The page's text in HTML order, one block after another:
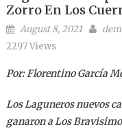
Zorro En Los
Posted on
August 8, 2021
2297 Views
Por: Florentino García
Los Laguneros nuevos
ganaron a Los